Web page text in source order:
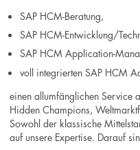
SAP HCM-Beratung,
SAP HCM-Entwicklung/
SAP HCM Application-
voll integrierten SAP HCM
einen allumfänglichen Service
Hidden Champions,
Sowohl der klassische
auf unsere Expertise. Darauf